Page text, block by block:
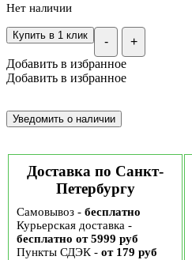
Нет наличии
- +
Купить в 1 клик
Добавить в избранное
Добавить в избранное
Доставка по Санкт-
Петербургу
Самовывоз - бесплатно
Курьерская доставка -
бесплатно от 5999 руб
Пункты СДЭК - от 179 руб